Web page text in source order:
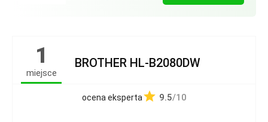
1
miejsce
BROTHER HL-B2080DW
ocena eksperta 9.5/10